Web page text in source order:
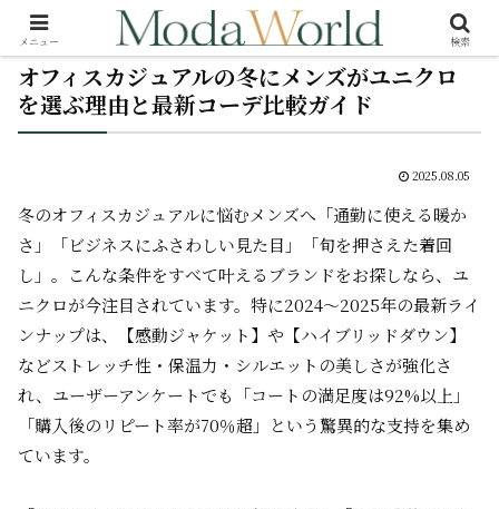
オフィスカジュアルの冬にメンズがユニクロ
を選ぶ理由と最新コーデ比較ガイド
2025.08.05
冬のオフィスカジュアルに悩むメンズへ――「通勤に使える暖か
さ」「ビジネスにふさわしい見た目」「旬を押さえた着回
し」。こんな条件をすべて叶えるブランドをお探しなら、ユ
ニクロが今注目されています。特に2024～2025年の最新ライ
ンナップは、【感動ジャケット】や【ハイブリッドダウン】
などストレッチ性・保温力・シルエットの美しさが強化さ
れ、ユーザーアンケートでも「コートの満足度は92%以上」
「購入後のリピート率が70％超」という驚異的な支持を集め
ています。
メニュー 検索